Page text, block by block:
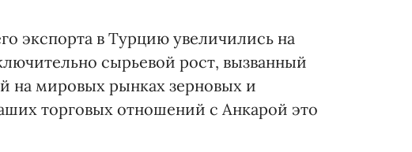
экспорта в Турцию увеличились на
сырьевой рост, вызванный
на мировых рынках зерновых и
торговых отношений с Анкарой это